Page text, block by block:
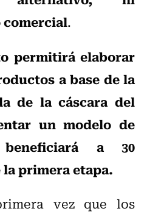
.
permitirá elaborar
a base de la
de la cáscara del
un modelo de
a 30
primera etapa.
vez que los